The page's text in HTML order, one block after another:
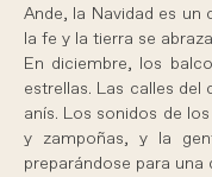
Ande, la Navidad es un
la fe y la tierra se
En diciembre, los
estrellas. Las calles
anís. Los sonidos de
y zampoñas, y la
preparándose para una